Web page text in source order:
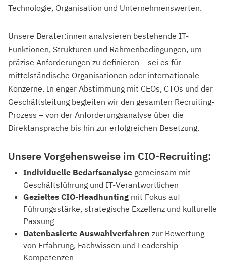
Technologie, Organisation und Unternehmenswerten.
Unsere Berater:innen analysieren bestehende IT-
Funktionen, Strukturen und Rahmenbedingungen, um
präzise Anforderungen zu definieren – sei es für
mittelständische Organisationen oder internationale
Konzerne. In enger Abstimmung mit CEOs, CTOs und der
Geschäftsleitung begleiten wir den gesamten Recruiting-
Prozess – von der Anforderungsanalyse über die
Direktansprache bis hin zur erfolgreichen Besetzung.
Unsere Vorgehensweise im CIO-Recruiting:
Individuelle Bedarfsanalyse gemeinsam mit
Geschäftsführung und IT-Verantwortlichen
Gezieltes CIO-Headhunting mit Fokus auf
Führungsstärke, strategische Exzellenz und kulturelle
Passung
Datenbasierte Auswahlverfahren zur Bewertung
von Erfahrung, Fachwissen und Leadership-
Kompetenzen